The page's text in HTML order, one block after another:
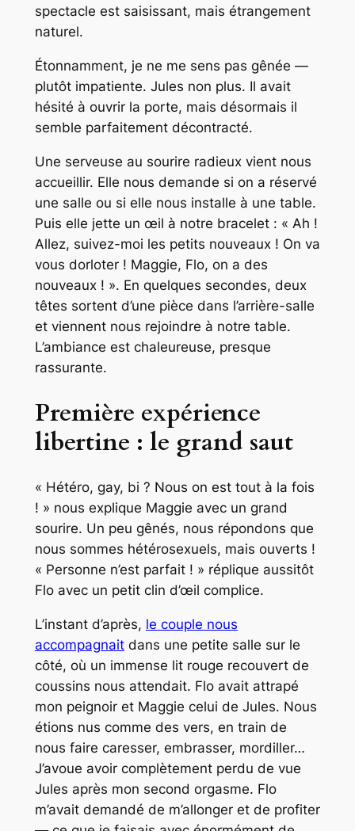
spectacle est saisissant, mais étrangement
naturel.
Étonnamment, je ne me sens pas gênée —
plutôt impatiente. Jules non plus. Il avait
hésité à ouvrir la porte, mais désormais il
semble parfaitement décontracté.
Une serveuse au sourire radieux vient nous
accueillir. Elle nous demande si on a réservé
une salle ou si elle nous installe à une table.
Puis elle jette un œil à notre bracelet : « Ah !
Allez, suivez-moi les petits nouveaux ! On va
vous dorloter ! Maggie, Flo, on a des
nouveaux ! ». En quelques secondes, deux
têtes sortent d’une pièce dans l’arrière-salle
et viennent nous rejoindre à notre table.
L’ambiance est chaleureuse, presque
rassurante.
Première expérience
libertine : le grand saut
« Hétéro, gay, bi ? Nous on est tout à la fois
! » nous explique Maggie avec un grand
sourire. Un peu gênés, nous répondons que
nous sommes hétérosexuels, mais ouverts !
« Personne n’est parfait ! » réplique aussitôt
Flo avec un petit clin d’œil complice.
L’instant d’après, le couple nous
accompagnaitdans une petite salle sur le
côté, où un immense lit rouge recouvert de
coussins nous attendait. Flo avait attrapé
mon peignoir et Maggie celui de Jules. Nous
étions nus comme des vers, en train de
nous faire caresser, embrasser, mordiller…
J’avoue avoir complètement perdu de vue
Jules après mon second orgasme. Flo
m’avait demandé de m’allonger et de profiter